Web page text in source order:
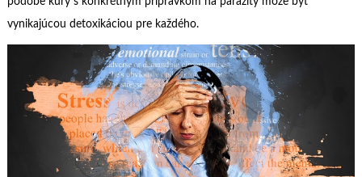
vynikajúcou detoxikáciou pre každého.